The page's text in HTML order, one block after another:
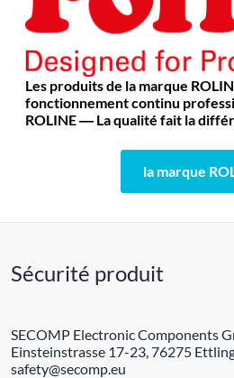
Les produits de la marque
fonctionnement continu
ROLINE ― La qualité fait la
la marque
Sécurité produit
SECOMP Electronic Components
Einsteinstrasse 17-23, 76275
safety@secomp.eu